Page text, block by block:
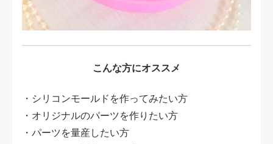
こんな方にオススメ
・シリコンモールドを作ってみたい方
・オリジナルのパーツを作りたい方
・パーツを量産したい方